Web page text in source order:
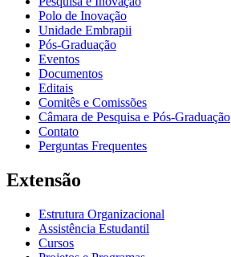
Polo de Inovação
Unidade Embrapii
Pós-Graduação
Eventos
Documentos
Editais
Comitês e Comissões
Câmara de Pesquisa e Pós-Graduação
Contato
Perguntas Frequentes
Extensão
Estrutura Organizacional
Assistência Estudantil
Cursos